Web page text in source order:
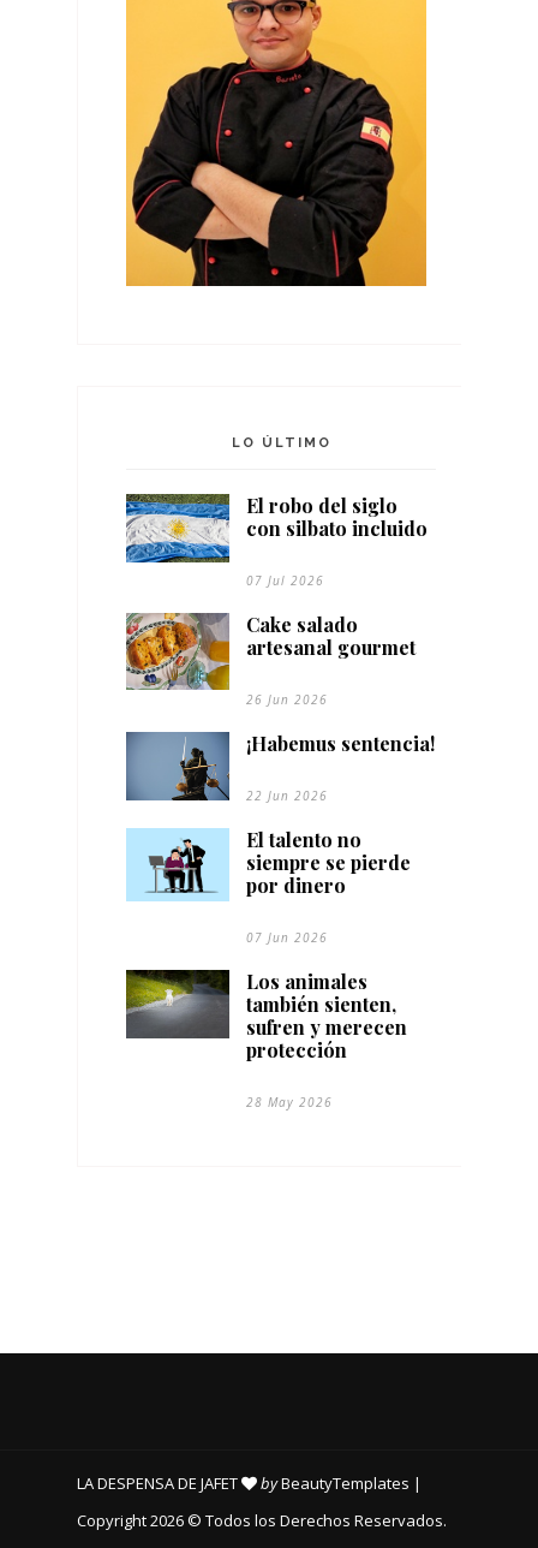
LO ÚLTIMO
El robo del siglo
con silbato incluido
07 Jul 2026
Cake salado
artesanal gourmet
26 Jun 2026
¡Habemus sentencia!
22 Jun 2026
El talento no
siempre se pierde
por dinero
07 Jun 2026
Los animales
también sienten,
sufren y merecen
protección
28 May 2026
LA DESPENSA DE JAFET byBeautyTemplates |
Copyright 2026 © Todos los Derechos Reservados.